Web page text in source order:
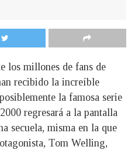
los millones de fans de
recibido la increíble
la famosa serie
regresará a la pantalla
secuela, misma en la que
Tom Welling,